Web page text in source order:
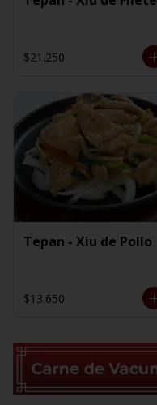
$21.250
Tepan - Xiu de Pollo
$13.650